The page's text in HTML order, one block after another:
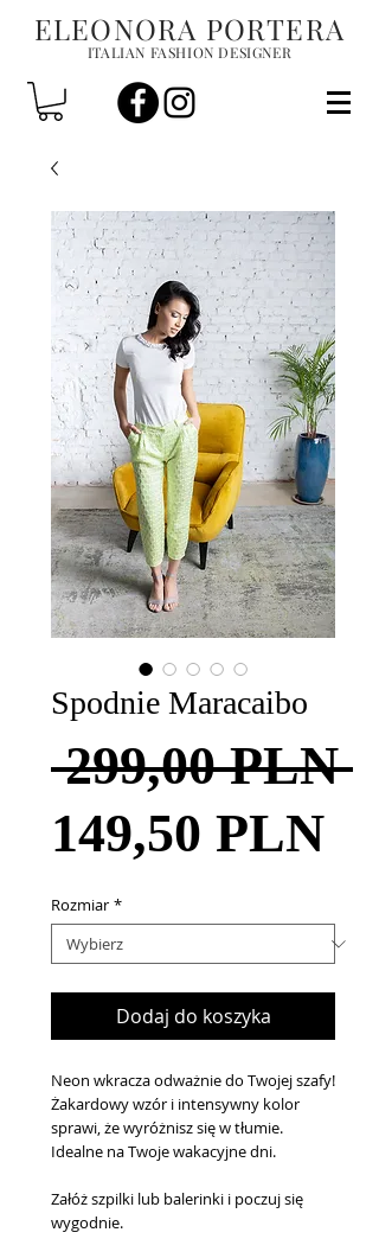
ELEONORA PORTERA
ITALIAN FASHION DESIGNER
Spodnie Maracaibo
299,00 PLN
149,50 PLN
Rozmiar *
Dodaj do koszyka
Neon wkracza odważnie do Twojej szafy!
Żakardowy wzór i intensywny kolor
sprawi, że wyróżnisz się w tłumie.
Idealne na Twoje wakacyjne dni.
Załóż szpilki lub balerinki i poczuj się
wygodnie.